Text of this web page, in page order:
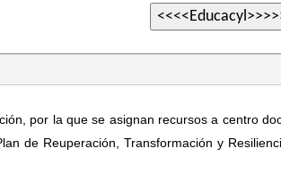
por la que se asignan recursos a centro
de Reuperación, Transformación y